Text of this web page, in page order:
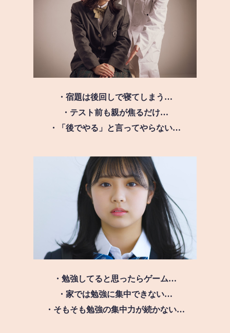
・宿題は後回しで寝てしまう…
・テスト前も親が焦るだけ…
・「後でやる」と言ってやらない…
・勉強してると思ったらゲーム…
・家では勉強に集中できない…
・そもそも勉強の集中力が続かない…